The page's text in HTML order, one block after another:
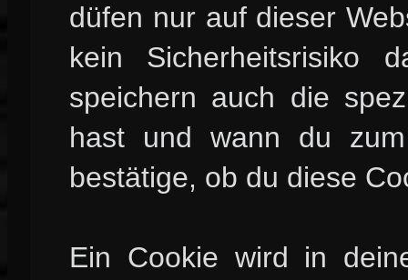
düfen nur auf dieser
kein Sicherheitsrisiko
speichern auch die
hast und wann du
bestätige, ob du diese
Ein Cookie wird in